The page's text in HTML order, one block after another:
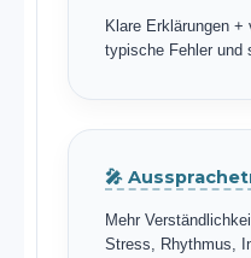
Klare Erklärungen
typische Fehler und
🎤
Mehr
Stress, Rhythmus,